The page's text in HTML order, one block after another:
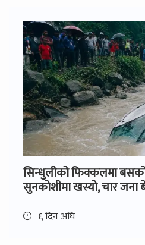
सिन्धुलीको फिक्कलमा
सुनकोशीमा खस्यो, चार जना
६ दिन अघि